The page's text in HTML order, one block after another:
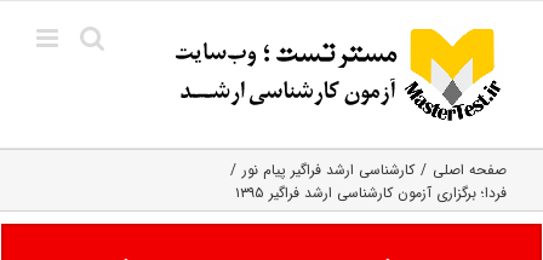
content
صفحه اصلی
کارشناسی ارشد فراگیر پیام نور
فردا؛ برگزاری آزمون کارشناسی ارشد فراگیر ۱۳۹۵